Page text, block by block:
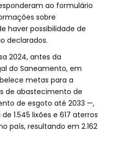
ao formulário
sobre
haver possibilidade de
declarados.
2024, antes da
do Saneamento, em
metas para a
de abastecimento de
de esgoto até 2033 —,
1.545 lixões e 617 aterros
país, resultando em 2.162